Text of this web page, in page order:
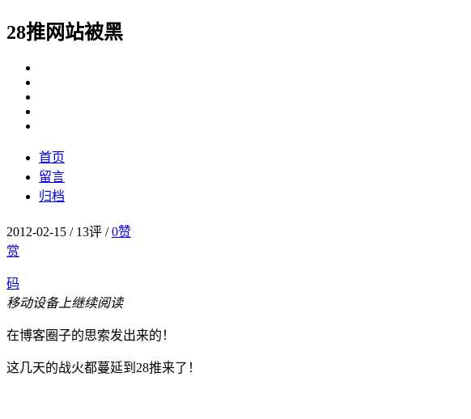
28推网站被黑
首页
留言
归档
2012-02-15 / 13评 /0赞
赏
码
移动设备上继续阅读
在博客圈子的思索发出来的！
这几天的战火都蔓延到28推来了！